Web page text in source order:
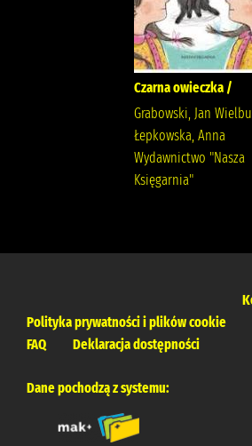
Czarna owieczka /
Grabowski, Jan
Łepkowska, Anna
Wydawnictwo "Nasza
Księgarnia"
Polityka prywatności i plików cookie
FAQ
Deklaracja dostępności
Dane pochodzą z systemu: